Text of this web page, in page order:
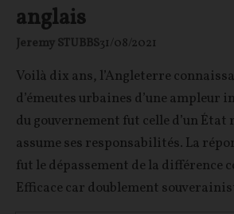
anglais
Jeremy STUBBS31/08/2021
Voilà dix ans, l’Angleterre
d’émeutes urbaines d’une ampleur
du gouvernement fut celle d’un État
assume ses responsabilités. La
fut le dépassement de la différence
Efficace car doublement